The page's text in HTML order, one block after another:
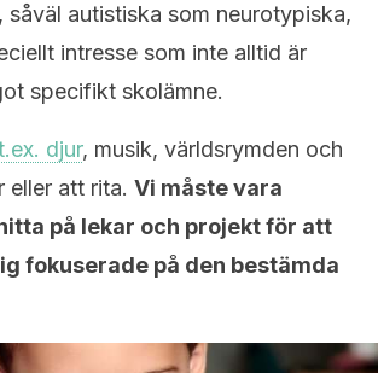
såväl autistiska som neurotypiska,
intresse som inte alltid är
specifikt skolämne.
djur, musik, världsrymden och
eller att rita. Vi måste vara
på lekar och projekt för att
fokuserade på den bestämda